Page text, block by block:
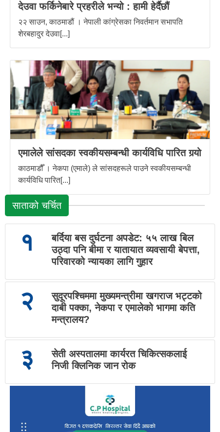
देउवा फर्किनेबारे प्रहरीले भन्यो : हामी हेर्दैछौं
२२ साउन, काठमाडौं । नेपाली कांग्रेसका निवर्तमान सभापति
शेरबहादुर देउवा[...]
एमालेले सांसदका स्वकीयसम्बन्धी कार्यविधि पारित गर्‍यो
काठमाडौँ । नेकपा (एमाले) ले सांसदहरूले पाउने स्वकीयसम्बन्धी
कार्यविधि पारित[...]
साताको चर्चित
१
बर्दिया बस दुर्घटना अपडेट: ५५ लाख बिल
उठ्दा पनि बीमा र यातायात व्यवसायी बेपत्ता,
परिवारको न्यायका लागि गुहार
२
सुदूरपश्चिममा मुख्यमन्त्रीमा खगराज भट्टको
दाबी पक्का, नेकपा र एमालेको भागमा कति
मन्त्रालय?
३
सेती अस्पतालमा कार्यरत चिकित्सकलाई
निजी क्लिनिक जान रोक